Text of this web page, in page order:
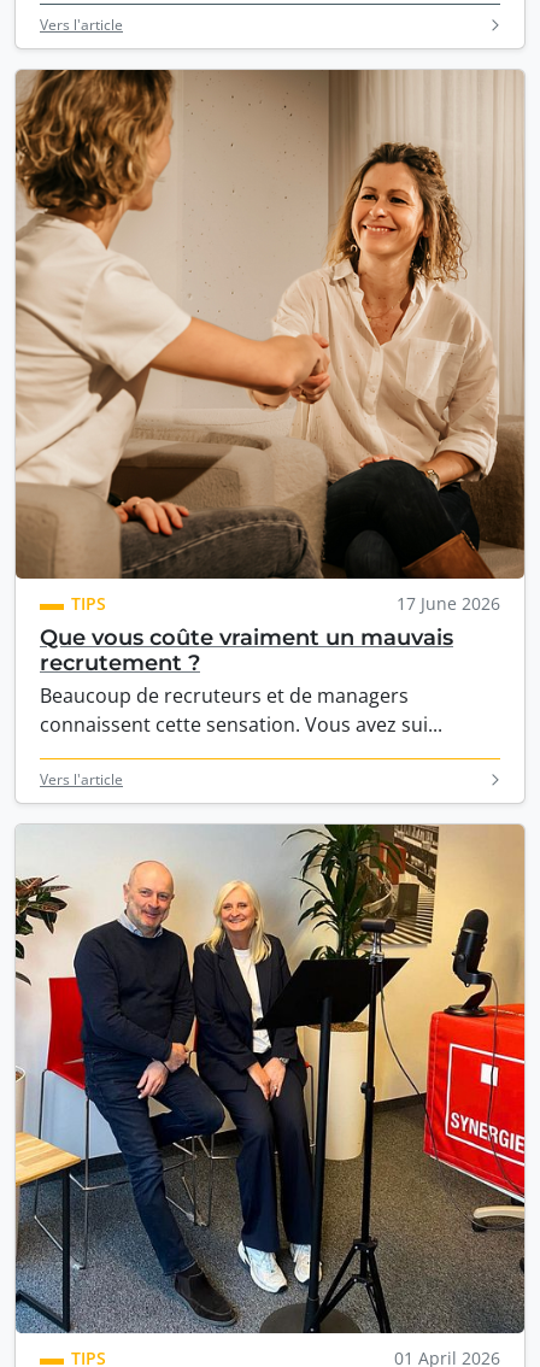
Vers l'article
TIPS 17 June 2026
Que vous coûte vraiment un mauvais
recrutement ?
Beaucoup de recruteurs et de managers
connaissent cette sensation. Vous avez sui...
Vers l'article
TIPS 01 April 2026